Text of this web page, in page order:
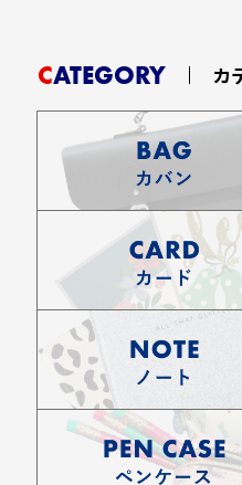
CATEGORY カ